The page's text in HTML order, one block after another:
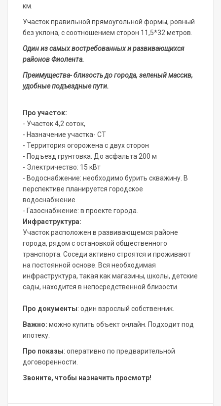
км.
Участок правильной прямоугольной формы, ровный
без уклона, с соотношением сторон 11,5*32 метров.
Один из самых востребованных и развивающихся
районов Фиолента.
Преимущества- близость до города, зеленый массив,
удобные подъездные пути.
Про участок:
- Участок 4,2 соток,
- Назначение участка- СТ
- Территория огорожена с двух сторон
- Подъезд грунтовка. До асфальта 200 м
- Электричество: 15 кВт
- Водоснабжение: необходимо бурить скважину. В
перспективе планируется городское
водоснабжение.
- Газоснабжение: в проекте города.
Инфраструктура:
Участок расположен в развивающемся районе
города, рядом с остановкой общественного
транспорта. Соседи активно строятся и проживают
на постоянной основе. Вся необходимая
инфраструктура, такая как магазины, школы, детские
сады, находится в непосредственной близости.
Про документы: один взрослый собственник.
Важно: можно купить объект онлайн. Подходит под
ипотеку.
Про показы: оперативно по предварительной
договоренности.
Звоните, чтобы назначить просмотр!